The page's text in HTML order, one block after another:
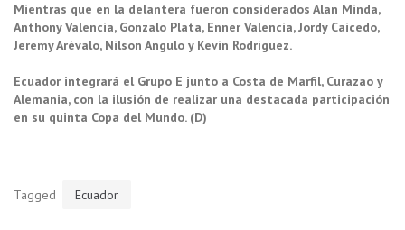
Mientras que en la delantera fueron considerados Alan Minda,
Anthony Valencia, Gonzalo Plata, Enner Valencia, Jordy Caicedo,
Jeremy Arévalo, Nilson Angulo y Kevin Rodríguez.
Ecuador integrará el Grupo E junto a Costa de Marfil, Curazao y
Alemania, con la ilusión de realizar una destacada participación
en su quinta Copa del Mundo. (D)
Tagged Ecuador